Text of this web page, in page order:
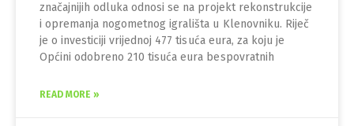
značajnijih odluka odnosi se na projekt rekonstrukcije
i opremanja nogometnog igrališta u Klenovniku. Riječ
je o investiciji vrijednoj 477 tisuća eura, za koju je
Općini odobreno 210 tisuća eura bespovratnih
READ MORE »